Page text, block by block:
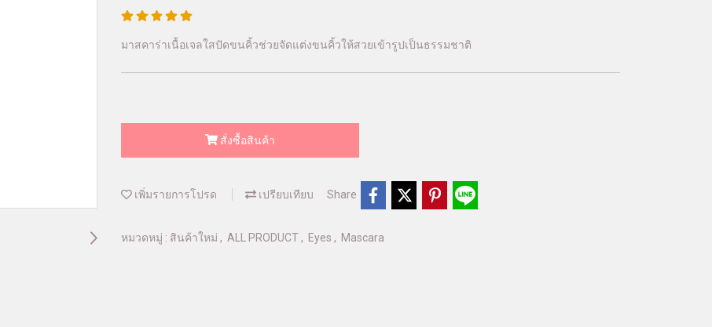
มาสคาร่าเนื้อเจลใสปัดขนคิ้วช่วยจัดแต่งขนคิ้วให้สวยเข้ารูปเป็นธรรมชาติ
สั่งซื้อสินค้า
เพิ่มรายการโปรด เปรียบเทียบ Share
หมวดหมู่ : สินค้าใหม่ , ALL PRODUCT , Eyes , Mascara